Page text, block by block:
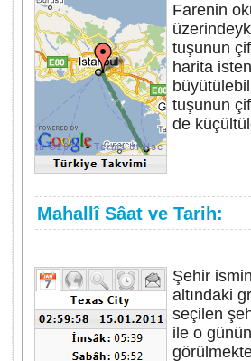
Farenin
tuşunun
harita
tuşunun
de
Mahallî Sâat ve Tarih:
Şehir
altındaki
seçilen
ile o